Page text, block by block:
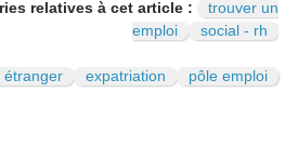
relatives à cet article :
trouver un
emploi
social - rh
étranger expatriation pôle emploi